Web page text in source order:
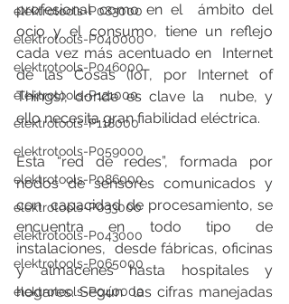
elektrotools-P083000
elektrotools-P040000
elektrotools-P046000
elektrotools-P121000
elektrotools-P118000
elektrotools-P059000
elektrotools-P086000
elektrotools-P033000
elektrotools-P043000
elektrotools-P065000
elektrotools-P040000
profesional como en el  ámbito del
ocio y el consumo, tiene un reflejo
cada vez más acentuado en  Internet
de las Cosas (IoT, por Internet of
Things), donde es clave la  nube, y
ello necesita gran fiabilidad eléctrica.
Esta “red de redes”, formada por
nodos de sensores comunicados y
con  capacidad de procesamiento, se
encuentra en todo tipo de
instalaciones,  desde fábricas, oficinas
y almacenes hasta hospitales y
hogares. Según  las cifras manejadas